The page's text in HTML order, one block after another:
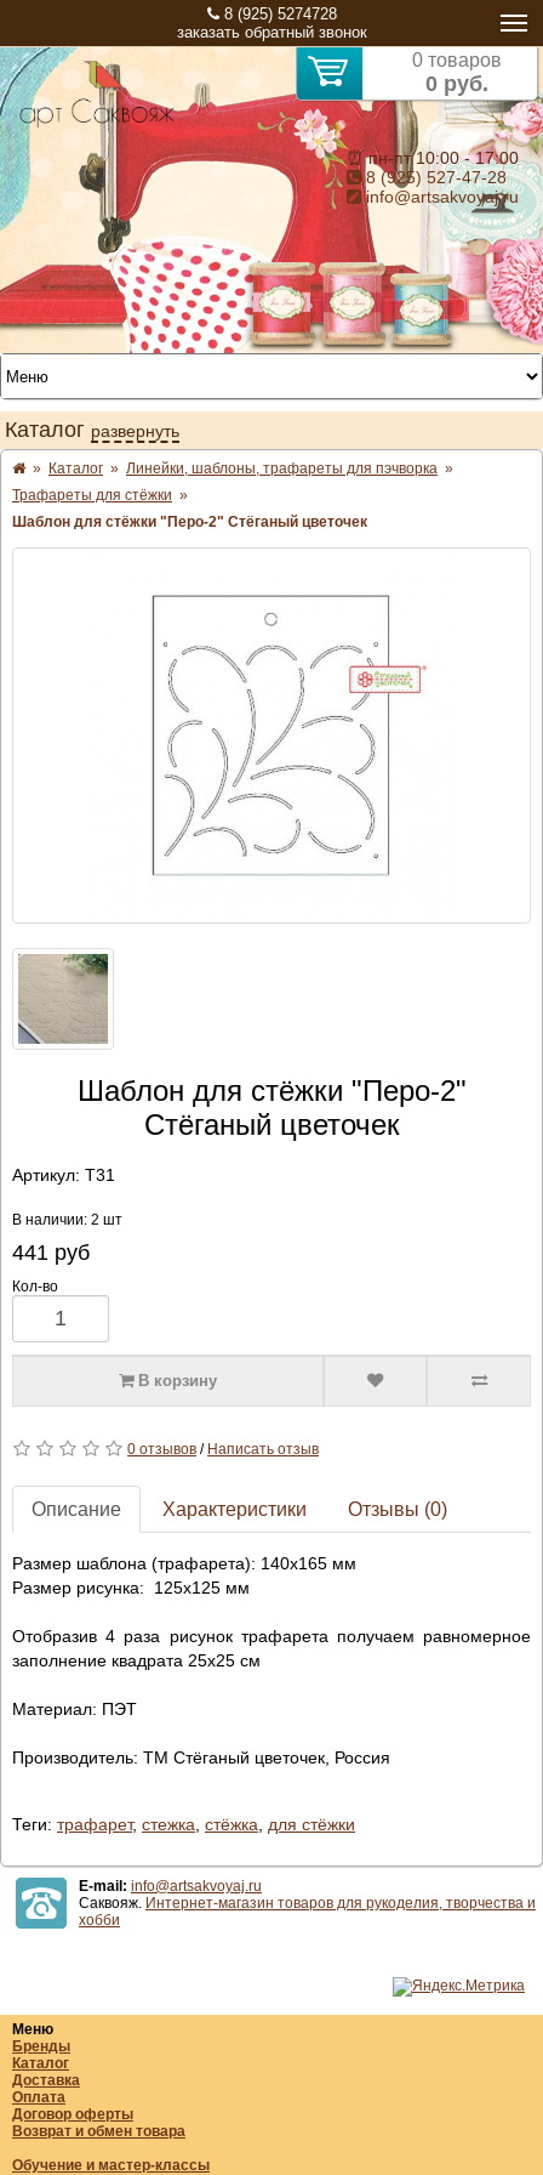
8 (925) 5274728
заказать обратный звонок
0 товаров
0 руб.
⏰ пн-пт 10:00 - 17:00
8 (925) 527-47-28
info@artsakvoyaj.ru
Каталог развернуть
» Каталог » Линейки, шаблоны, трафареты для пэчворка »
Трафареты для стёжки »
Шаблон для стёжки "Перо-2" Стёганый цветочек
Шаблон для стёжки "Перо-2"
Стёганый цветочек
Артикул: T31
В наличии: 2 шт
441 руб
Кол-во
В корзину
0 отзывов/ Написать отзыв
Описание Характеристики Отзывы (0)
Размер шаблона (трафарета): 140х165 мм
Размер рисунка: 125х125 мм
Отобразив 4 раза рисунок трафарета получаем равномерное
заполнение квадрата 25х25 см
Материал: ПЭТ
Производитель: ТМ Стёганый цветочек, Россия
Теги: трафарет, стежка стёжка для стёжки
E-mail: info@artsakvoyaj.ru
Саквояж. Интернет-магазин товаров для рукоделия, творчества и
хобби
Меню
Бренды
Каталог
Доставка
Оплата
Договор оферты
Возврат и обмен товара
Обучение и мастер-классы